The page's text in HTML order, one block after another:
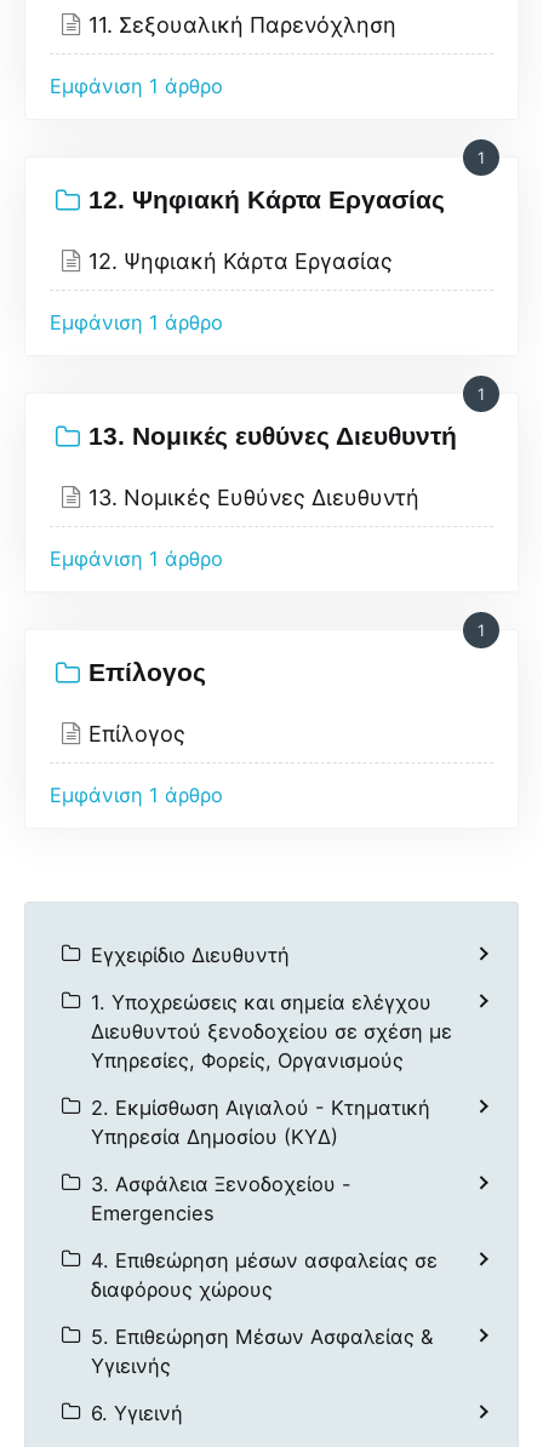
11. Σεξουαλική Παρενόχληση
Εμφάνιση 1 άρθρο
12. Ψηφιακή Κάρτα Εργασίας
1
12. Ψηφιακή Κάρτα Εργασίας
Εμφάνιση 1 άρθρο
13. Νομικές ευθύνες Διευθυντή
1
13. Νομικές Ευθύνες Διευθυντή
Εμφάνιση 1 άρθρο
Επίλογος
1
Επίλογος
Εμφάνιση 1 άρθρο
Εγχειρίδιο Διευθυντή
1. Υποχρεώσεις και σημεία ελέγχου
Διευθυντού ξενοδοχείου σε σχέση με
Υπηρεσίες, Φορείς, Οργανισμούς
2. Εκμίσθωση Αιγιαλού - Κτηματική
Υπηρεσία Δημοσίου (ΚΥΔ)
3. Ασφάλεια Ξενοδοχείου -
Emergencies
4. Επιθεώρηση μέσων ασφαλείας σε
διαφόρους χώρους
5. Επιθεώρηση Μέσων Ασφαλείας &
Υγιεινής
6. Υγιεινή